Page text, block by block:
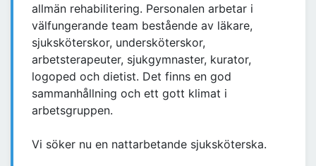
allmän rehabilitering. Personalen arbetar i
välfungerande team bestående av läkare,
sjuksköterskor, undersköterskor,
arbetsterapeuter, sjukgymnaster, kurator,
logoped och dietist. Det finns en god
sammanhållning och ett gott klimat i
arbetsgruppen.
Vi söker nu en nattarbetande sjuksköterska.